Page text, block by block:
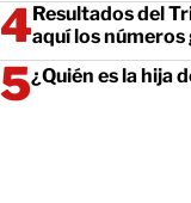
Resultados del
aquí los
¿Quién es la hija